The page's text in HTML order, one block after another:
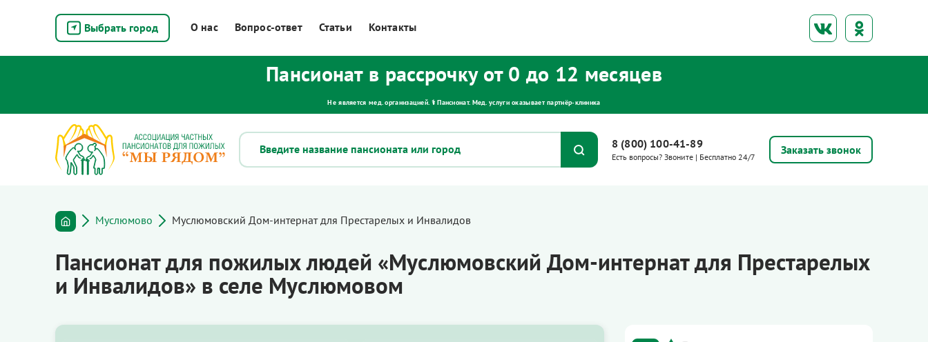
Выбрать город О нас Вопрос-ответ Статьи Контакты
Пансионат в рассрочку от 0 до 12 месяцев
Не является мед. организацией. ⚕ Пансионат. Мед. услуги оказывает партнёр‑клиника
8 (800) 100-41-89
Есть вопросы? Звоните | Бесплатно 24/7
Заказать звонок
Муслюмово Муслюмовский Дом-интернат для Престарелых и Инвалидов
Пансионат для пожилых людей «Муслюмовский Дом-интернат для Престарелых
и Инвалидов» в селе Муслюмовом